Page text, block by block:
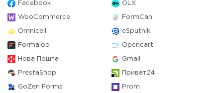
Facebook OLX
WooCommerce FormCan
Omnicell eSputnik
Formaloo Opencart
Нова Пошта Gmail
PrestaShop Приват24
GoZen Forms Prom